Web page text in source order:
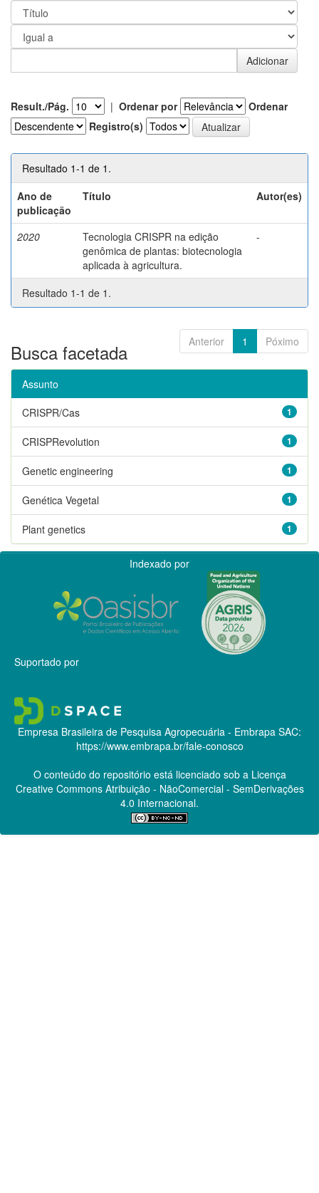
Result./Pág. | Ordenar por
Ordenar
Registro(s)
Resultado 1-1 de 1.
Ano de
publicação
Título Autor(es)
2020
Tecnologia CRISPR na edição
genômica de plantas: biotecnologia
aplicada à agricultura.
-
Resultado 1-1 de 1.
Anterior 1 Póximo
Busca facetada
Assunto
1
CRISPR/Cas
1
CRISPRevolution
1
Genetic engineering
1
Genética Vegetal
1
Plant genetics
Indexado por
Suportado por
Empresa Brasileira de Pesquisa Agropecuária - Embrapa SAC:
https://www.embrapa.br/fale-conosco
O conteúdo do repositório está licenciado sob a Licença
Creative CommonsAtribuição - NãoComercial - SemDerivações
4.0 Internacional.